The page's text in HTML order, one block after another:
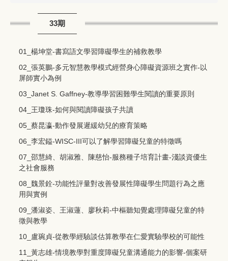
33期
01_楊坤堂-書寫語文學習障礙學生的補救教學
02_張英鵬-多元智慧教學模式經營身心障礙資源班之實作-以
屏師實小為例
03_Janet S. Gaffney-教導學習困難學生閱讀的重要原則
04_王瓊珠-如何與閱讀障礙孩子共讀
05_蔡昆瀛-動作發展遲緩幼兒的療育策略
06_李宏鎰-WISC-III可以了解學習障礙兒童的特徵嗎
07_邵慧綺、胡淑雅、陳慈怡-服務種子培育計畫-淺談資優生
之社會服務
08_魏景銓-功能性評量對改善發展性障礙學生問題行為之應
用與實例
09_潘淑姿、王淑蓮、廖秋莉-中樞聽知覺處理障礙兒童的特
徵與教學
10_盧琬貞-從教學經驗談估算教學在仁愛實驗學校的可能性
11_黃志雄-情境教學對重度障礙兒童溝通能力的影響-個案研